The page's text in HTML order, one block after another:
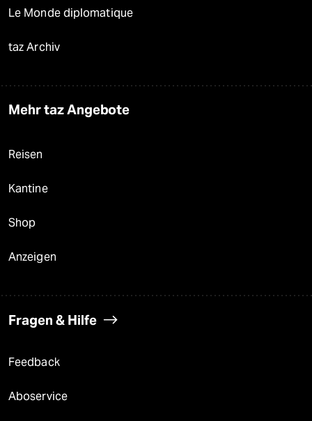
Le Monde diplomatique
taz Archiv
Mehr taz Angebote
Reisen
Kantine
Shop
Anzeigen
Fragen & Hilfe
Feedback
Aboservice